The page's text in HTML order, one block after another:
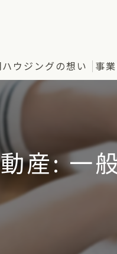
ウジングの想い 事
産: 一